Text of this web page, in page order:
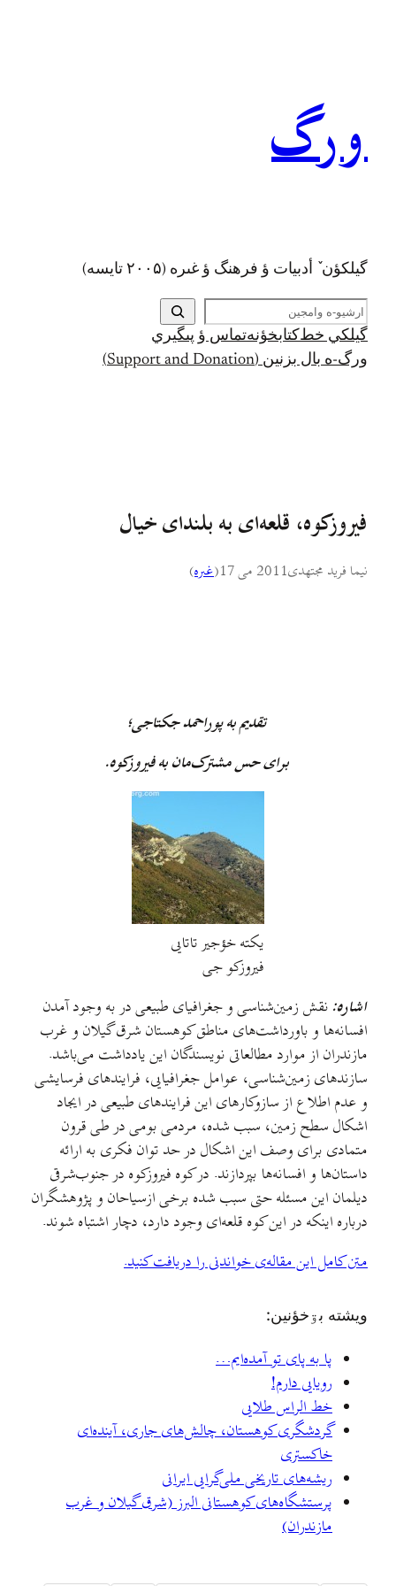
ورگ
گيلکؤن ٚ أدبیات ؤ فرهنگ ؤ غىره (۲۰۰۵ تايسه)
ج
س
ت
ج
گيلکي خط کتابخؤنهتماس ؤ پىگيري
ورگ-ه بال بزنين (Support and Donation)
فيروزکوه، قلعه‌ای به بلندای خيال
نیما فرید مجتهدی2011 می 17 (غىره)
تقدیم به پوراحمد جکتاجی؛
برای حس مشترک‌مان به فیروزکوه.
یکته خؤجیر تاتایی
فیروزکو جی
اشاره: نقش زمین‌شناسی و جغرافیای طبیعی در به وجود آمدن
افسانه‌ها و باورداشت‌های مناطق کوهستان شرق گیلان و غرب
مازندران از موارد مطالعاتی نویسندگان این یادداشت می‌باشد.
سازندهای زمین‌شناسی، عوامل جغرافیایی‌، فرایندهای فرسایشی
و عدم اطلاع از ساز‌وکارهای این فرایندهای طبیعی در ایجاد
اشکال سطح زمین، سبب شده، مردمی بومی در طی قرون
متمادی برای وصف این اشکال در حد توان فکری‌ به ارائه
داستان‌ها و افسانه‌ها بپردازند. در کوه فیروزکوه در جنوب‌شرقی
دیلمان این مسئله حتی سبب شده برخی ازسیاحان و پژوهشگران
درباره اینکه در این کوه قلعه‌ای وجود دارد، دچار اشتباه شوند.
‌متن کامل این مقاله‌ی خواندنی را دریافت کنید.
ويشته بۊخؤنين:
پا به پای تو آمده‌ایم…
رویایی دارم!
خط الراس طلایی
گردشگری کوهستان، چالش‌های جاری، آینده‌ای
خاکستری
ریشه‌های تاریخی ملی‌گرایی ایرانی
پرستشگاه‌های کوهستانی البرز (شرق گیلان و غرب
مازندران)